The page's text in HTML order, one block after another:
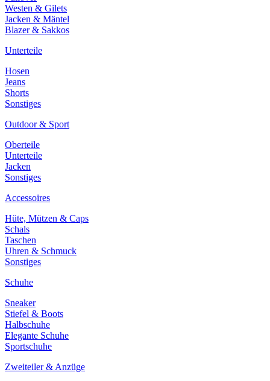
Westen & Gilets
Jacken & Mäntel
Blazer & Sakkos
Unterteile
Hosen
Jeans
Shorts
Sonstiges
Outdoor & Sport
Oberteile
Unterteile
Jacken
Sonstiges
Accessoires
Hüte, Mützen & Caps
Schals
Taschen
Uhren & Schmuck
Sonstiges
Schuhe
Sneaker
Stiefel & Boots
Halbschuhe
Elegante Schuhe
Sportschuhe
Zweiteiler & Anzüge